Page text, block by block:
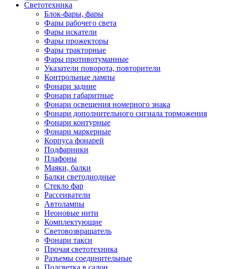
Светотехника
Блок-фары, фары
Фары рабочего света
Фары искатели
Фары прожекторы
Фары тракторные
Фары противотуманные
Указатели поворота, повторители
Контрольные лампы
Фонари задние
Фонари габаритные
Фонари освещения номерного знака
Фонари дополнительного сигнала торможения
Фонари контурные
Фонари маркерные
Корпуса фонарей
Подфарники
Плафоны
Маяки, балки
Балки светодиодные
Стекло фар
Рассеиватели
Автолампы
Неоновые нити
Комплектующие
Световозвращатель
Фонари такси
Прочая светотехника
Разъемы соединительные
Подсветка в салон